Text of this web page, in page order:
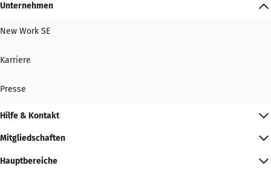
Unternehmen
New Work SE
Karriere
Presse
Hilfe & Kontakt
Mitgliedschaften
Hauptbereiche